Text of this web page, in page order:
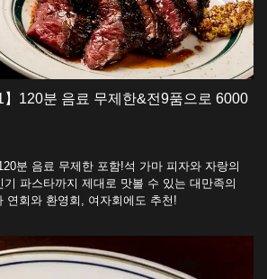
】120분 음료 무제한&전9품으로 6000
분 음료 무제한 포함!석 가마 피자와 자랑의
파스타까지 제대로 맛볼 수 있는 대만족의
연회와 환영회, 여자회에도 추천!